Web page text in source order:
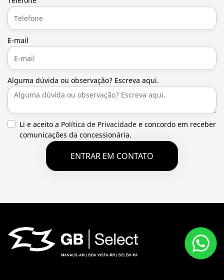
E-mail
Alguma dúvida ou observação? Escreva aqui.
Li e aceito a Política de Privacidade e concordo em receber
comunicações da concessionária.
ENTRAR EM CONTATO